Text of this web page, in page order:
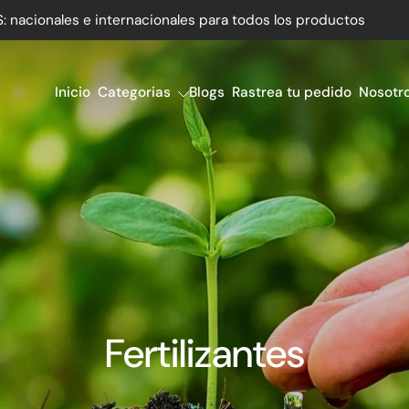
nacionales e internacionales para todos los productos
Inicio Categorias Blogs Rastrea tu pedido
Fertilizantes